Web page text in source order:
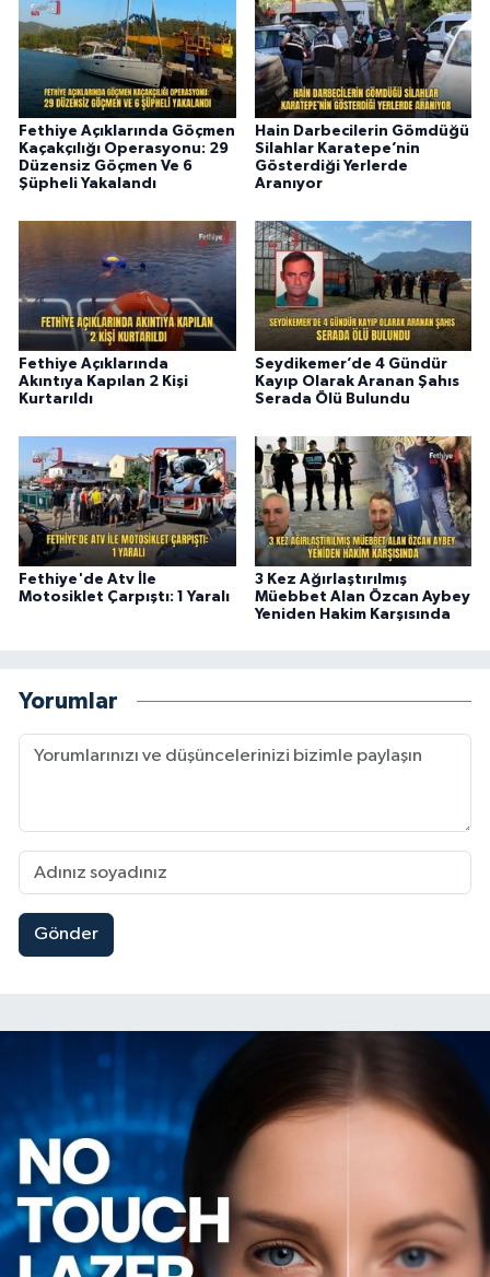
Fethiye Açıklarında Göçmen
Kaçakçılığı Operasyonu: 29
Düzensiz Göçmen Ve 6
Şüpheli Yakalandı
Hain Darbecilerin Gömdüğü
Silahlar Karatepe’nin
Gösterdiği Yerlerde
Aranıyor
Fethiye Açıklarında
Akıntıya Kapılan 2 Kişi
Kurtarıldı
Seydikemer’de 4 Gündür
Kayıp Olarak Aranan Şahıs
Serada Ölü Bulundu
Fethiye'de Atv İle
Motosiklet Çarpıştı: 1 Yaralı
3 Kez Ağırlaştırılmış
Müebbet Alan Özcan Aybey
Yeniden Hakim Karşısında
Yorumlar
Gönder